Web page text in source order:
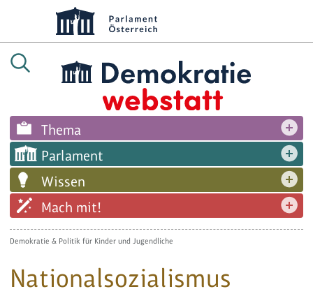
Thema
Parlament
Wissen
Mach mit!
Demokratie & Politik für Kinder und Jugendliche
Nationalsozialismus